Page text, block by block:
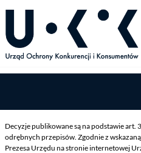
Decyzje publikowane są na podstawie
odrębnych przepisów. Zgodnie z
Prezesa Urzędu na stronie internetowej